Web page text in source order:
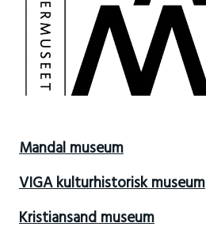
Mandal museum
VIGA kulturhistorisk museum
Kristiansand museum